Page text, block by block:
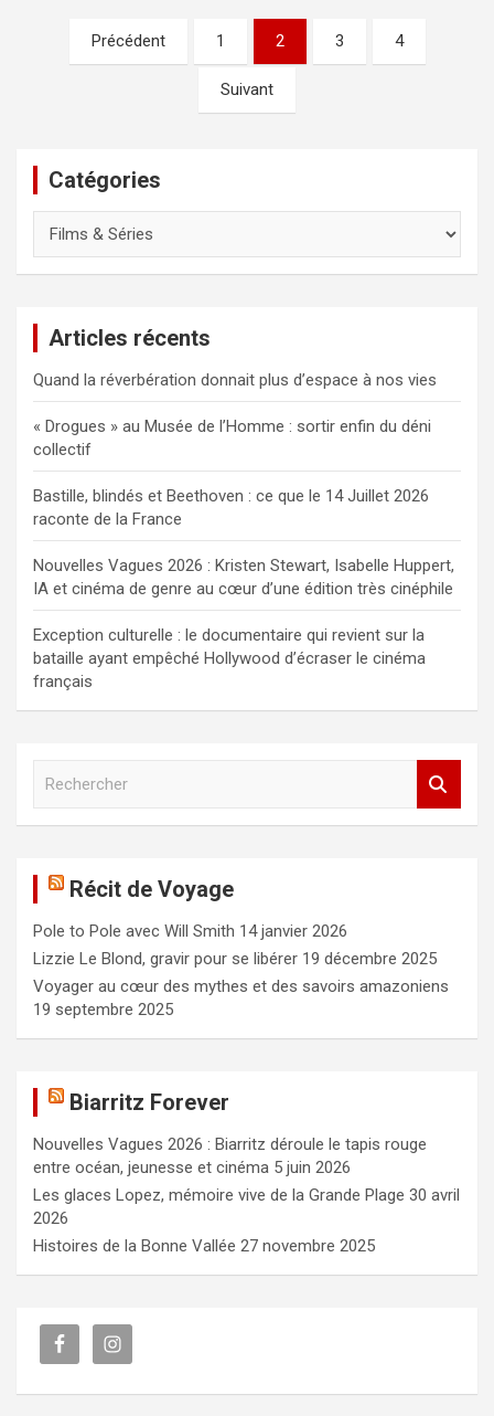
Pagination
Précédent 1 2 3 4
Suivant
Catégories
Articles récents
Quand la réverbération donnait plus d’espace à nos vies
« Drogues » au Musée de l’Homme : sortir enfin du déni
collectif
Bastille, blindés et Beethoven : ce que le 14 Juillet 2026
raconte de la France
Nouvelles Vagues 2026 : Kristen Stewart, Isabelle Huppert,
IA et cinéma de genre au cœur d’une édition très cinéphile
Exception culturelle : le documentaire qui revient sur la
bataille ayant empêché Hollywood d’écraser le cinéma
français
c
h
e
r
Récit de Voyage
Pole to Pole avec Will Smith 14 janvier 2026
Lizzie Le Blond, gravir pour se libérer 19 décembre 2025
Voyager au cœur des mythes et des savoirs amazoniens
19 septembre 2025
Biarritz Forever
Nouvelles Vagues 2026 : Biarritz déroule le tapis rouge
entre océan, jeunesse et cinéma 5 juin 2026
Les glaces Lopez, mémoire vive de la Grande Plage 30 avril
2026
Histoires de la Bonne Vallée 27 novembre 2025